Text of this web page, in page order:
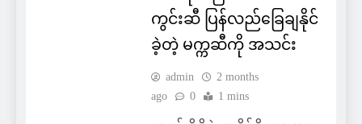
ကွင်းဆီ ပြန်လည်ခြေချနိုင်
ခဲ့တဲ့ မက္ကဆီကို အသင်း
admin
2 months
ago
0 1 mins